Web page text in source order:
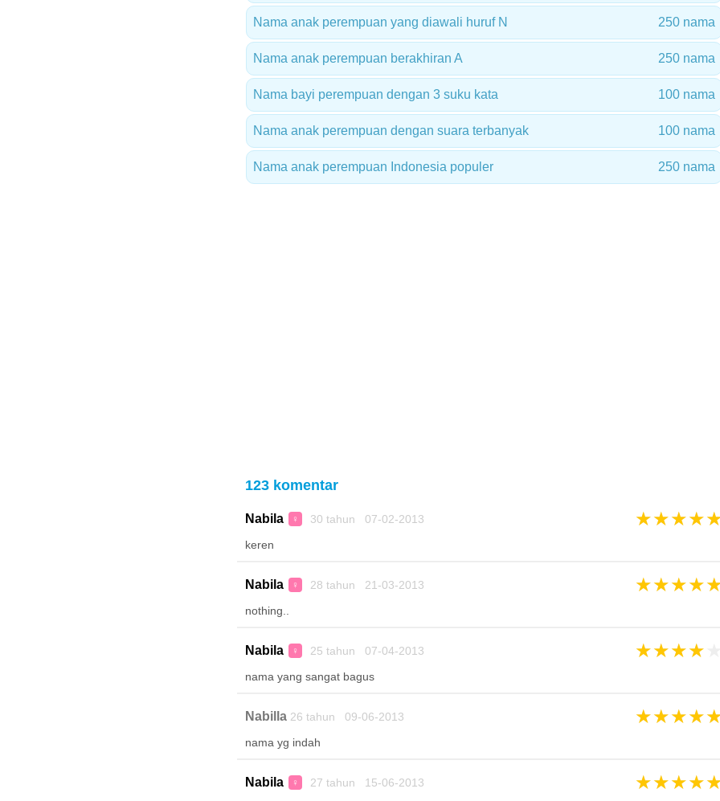
Nama anak perempuan yang diawali huruf N 250 nama
Nama anak perempuan berakhiran A 250 nama
Nama bayi perempuan dengan 3 suku kata 100 nama
Nama anak perempuan dengan suara terbanyak 100 nama
Nama anak perempuan Indonesia populer 250 nama
123 komentar
Nabila ♀ 30 tahun 07-02-2013 ★★★★
keren
Nabila ♀ 28 tahun 21-03-2013 ★★★★
nothing..
Nabila ♀ 25 tahun 07-04-2013 ★★★★
nama yang sangat bagus
Nabilla26 tahun 09-06-2013 ★★★★
nama yg indah
Nabila ♀ 27 tahun 15-06-2013 ★★★★